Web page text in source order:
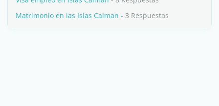
Matrimonio en las Islas Caiman - 3 Respuestas